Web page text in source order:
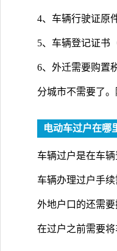
4、车辆行驶证原
5、车辆登记证书
6、外迁需要购置
分城市不需要了
电动车过户在哪
车辆过户是在车
车辆办理过户手
外地户口的还需要
在过户之前需要